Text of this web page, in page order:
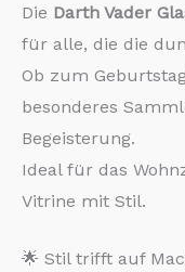
Die Darth Vader
für alle, die die
Ob zum
besonderes
Begeisterung.
Ideal für das
Vitrine mit Stil.
🌟 Stil trifft auf